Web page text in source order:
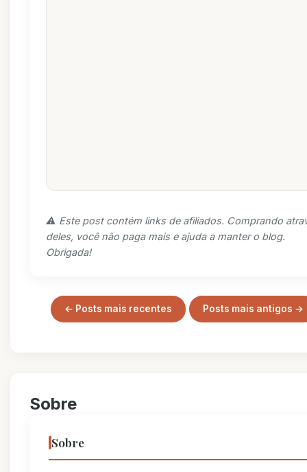
⚠️ Este post contém links de afiliados. Comprando
deles, você não paga mais e ajuda a manter o blog.
Obrigada!
← Posts mais recentes Posts mais antigos →
Sobre
Sobre